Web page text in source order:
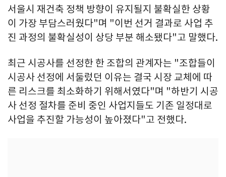
서울시 재건축 정책 방향이 유지될지 불확실한 상황
이 가장 부담스러웠다"며 "이번 선거 결과로 사업 추
진 과정의 불확실성이 상당 부분 해소됐다"고 말했다.
최근 시공사를 선정한 한 조합의 관계자는 "조합들이
시공사 선정에 서둘렀던 이유는 결국 시장 교체에 따
른 리스크를 최소화하기 위해서였다"며 "하반기 시공
사 선정 절차를 준비 중인 사업지들도 기존 일정대로
사업을 추진할 가능성이 높아졌다"고 전했다.